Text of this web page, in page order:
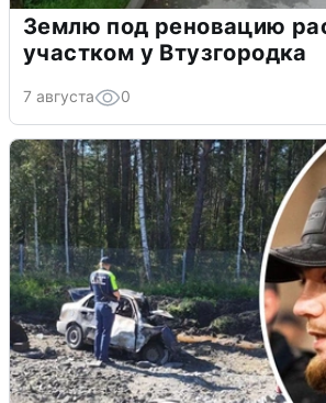
Землю под реновацию
участком у Втузгородка
7 августа 0